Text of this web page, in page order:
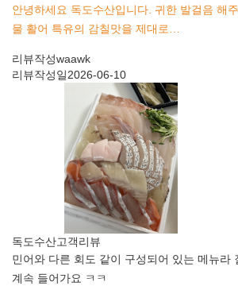
안녕하세요 독도수산입니다. 귀한 발걸음 해
물 활어 특유의 감칠맛을 제대로…
리뷰작성waawk
리뷰작성일2026-06-10
독도수산고객리뷰
민어와 다른 회도 같이 구성되어 있는 메뉴라
계속 들어가요 ㅋㅋ